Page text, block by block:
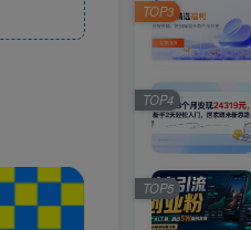
TOP3
TOP4
TOP5